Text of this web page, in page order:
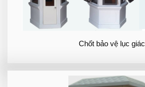
Chốt bảo vệ lục giác